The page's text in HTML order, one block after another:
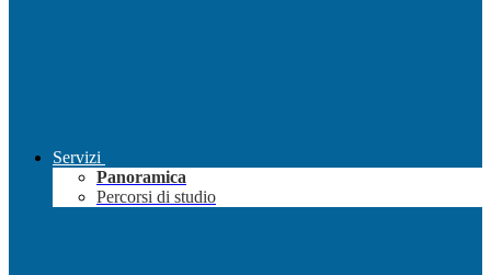
Servizi
Panoramica
Percorsi di studio